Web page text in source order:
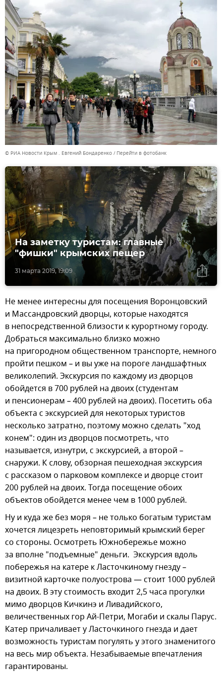
© РИА Новости Крым . Евгений Бондаренко Перейти в фотобанк
31 марта 2019, 19:09
На заметку туристам: главные
"фишки" крымских пещер
Не менее интересны для посещения Воронцовский
и Массандровский дворцы, которые находятся
в непосредственной близости к курортному городу.
Добраться максимально близко можно
на пригородном общественном транспорте, немного
пройти пешком – и вы уже на пороге ландшафтных
великолепий. Экскурсия по каждому из дворцов
обойдется в 700 рублей на двоих (студентам
и пенсионерам – 400 рублей на двоих). Посетить оба
объекта с экскурсией для некоторых туристов
несколько затратно, поэтому можно сделать "ход
конем": один из дворцов посмотреть, что
называется, изнутри, с экскурсией, а второй –
снаружи. К слову, обзорная пешеходная экскурсия
с рассказом о парковом комплексе и дворце стоит
200 рублей на двоих. Тогда посещение обоих
объектов обойдется менее чем в 1000 рублей.
Ну и куда же без моря – не только богатым туристам
хочется лицезреть неповторимый крымский берег
со стороны. Осмотреть Южнобережье можно
за вполне "подъемные" деньги. Экскурсия вдоль
побережья на катере к Ласточкиному гнезду –
визитной карточке полуострова — стоит 1000 рублей
на двоих. В эту стоимость входит 2,5 часа прогулки
мимо дворцов Кичкинэ и Ливадийского,
величественных гор Ай-Петри, Могаби и скалы Парус.
Катер причаливает у Ласточкиного гнезда и дает
возможность туристам погулять у этого знаменитого
на весь мир объекта. Незабываемые впечатления
гарантированы.